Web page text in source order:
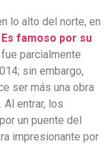
lo alto del norte, en
Es famoso por su
parcialmente
sin embargo,
ser más una obra
Al entrar, los
un puente del
impresionante por